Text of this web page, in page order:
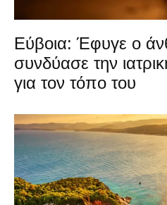
Εύβοια: Έφυγε ο
συνδύασε την
για τον τόπο του